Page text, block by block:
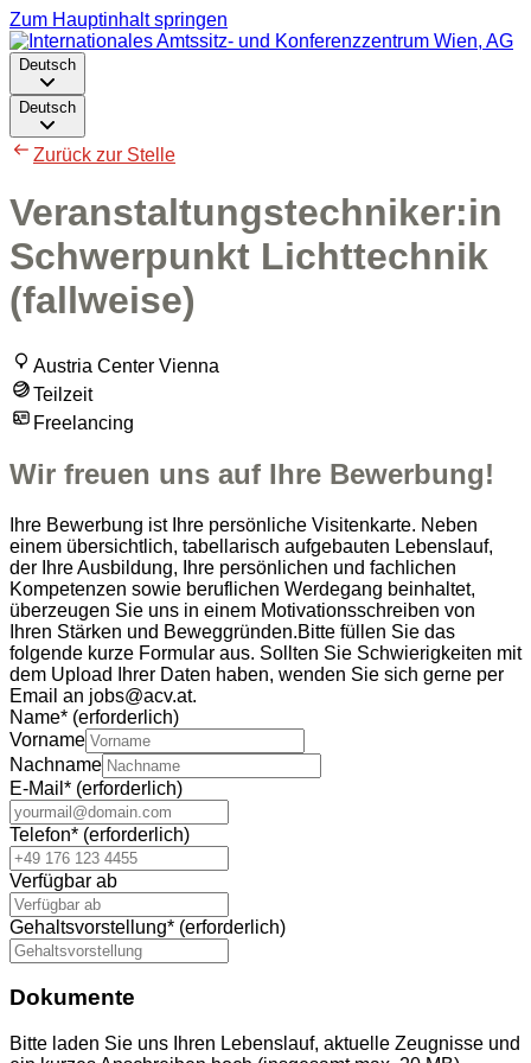
Zum Hauptinhalt springen
Deutsch
Deutsch
Zurück zur Stelle
Veranstaltungstechniker:in
Schwerpunkt Lichttechnik
(fallweise)
Austria Center Vienna
Teilzeit
Freelancing
Wir freuen uns auf Ihre Bewerbung!
Ihre Bewerbung ist Ihre persönliche Visitenkarte. Neben
einem übersichtlich, tabellarisch aufgebauten Lebenslauf,
der Ihre Ausbildung, Ihre persönlichen und fachlichen
Kompetenzen sowie beruflichen Werdegang beinhaltet,
überzeugen Sie uns in einem Motivationsschreiben von
Ihren Stärken und Beweggründen.Bitte füllen Sie das
folgende kurze Formular aus. Sollten Sie Schwierigkeiten mit
dem Upload Ihrer Daten haben, wenden Sie sich gerne per
Email an jobs@acv.at.
Name* (erforderlich)
Vorname
Nachname
E-Mail * (erforderlich)
Telefon* (erforderlich)
Verfügbar ab
Gehaltsvorstellung* (erforderlich)
Dokumente
Bitte laden Sie uns Ihren Lebenslauf, aktuelle Zeugnisse und